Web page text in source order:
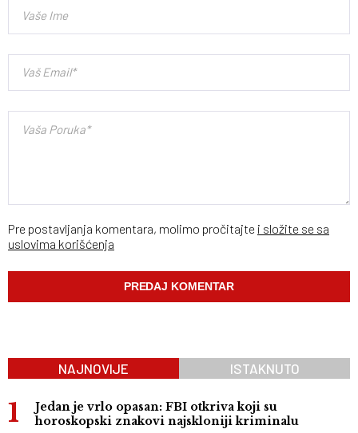
Pre postavljanja komentara, molimo pročitajte i složite se sa
uslovima korišćenja
NAJNOVIJE ISTAKNUTO
Jedan je vrlo opasan: FBI otkriva koji su
horoskopski znakovi najskloniji kriminalu